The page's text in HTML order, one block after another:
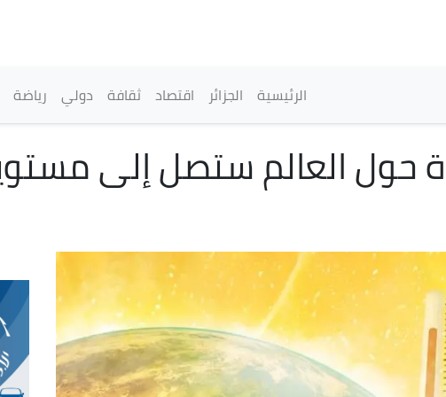
القائمة الرئيسية
الرئيسية الجزائر اقتصاد ثقافة دولي رياضة
حول العالم ستصل إلى